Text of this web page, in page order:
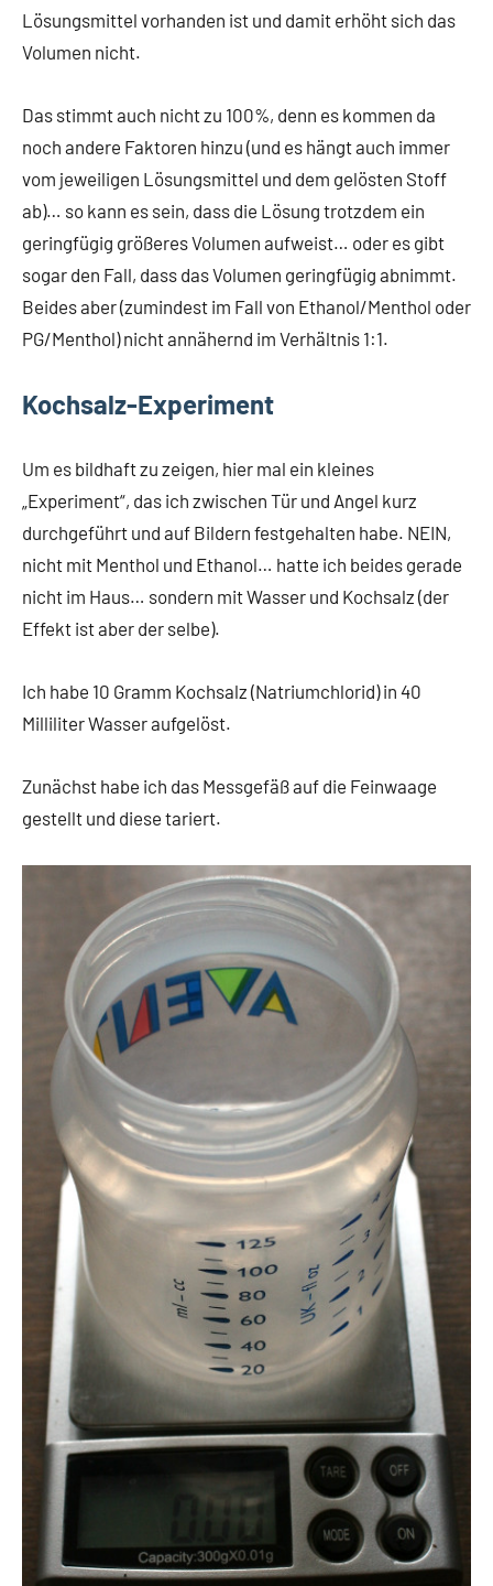
Lösungsmittel vorhanden ist und damit erhöht sich das
Volumen nicht.
Das stimmt auch nicht zu 100%, denn es kommen da
noch andere Faktoren hinzu (und es hängt auch immer
vom jeweiligen Lösungsmittel und dem gelösten Stoff
ab)… so kann es sein, dass die Lösung trotzdem ein
geringfügig größeres Volumen aufweist… oder es gibt
sogar den Fall, dass das Volumen geringfügig abnimmt.
Beides aber (zumindest im Fall von Ethanol/Menthol oder
PG/Menthol) nicht annähernd im Verhältnis 1:1.
Kochsalz-Experiment
Um es bildhaft zu zeigen, hier mal ein kleines
„Experiment“, das ich zwischen Tür und Angel kurz
durchgeführt und auf Bildern festgehalten habe. NEIN,
nicht mit Menthol und Ethanol… hatte ich beides gerade
nicht im Haus… sondern mit Wasser und Kochsalz (der
Effekt ist aber der selbe).
Ich habe 10 Gramm Kochsalz (Natriumchlorid) in 40
Milliliter Wasser aufgelöst.
Zunächst habe ich das Messgefäß auf die Feinwaage
gestellt und diese tariert.